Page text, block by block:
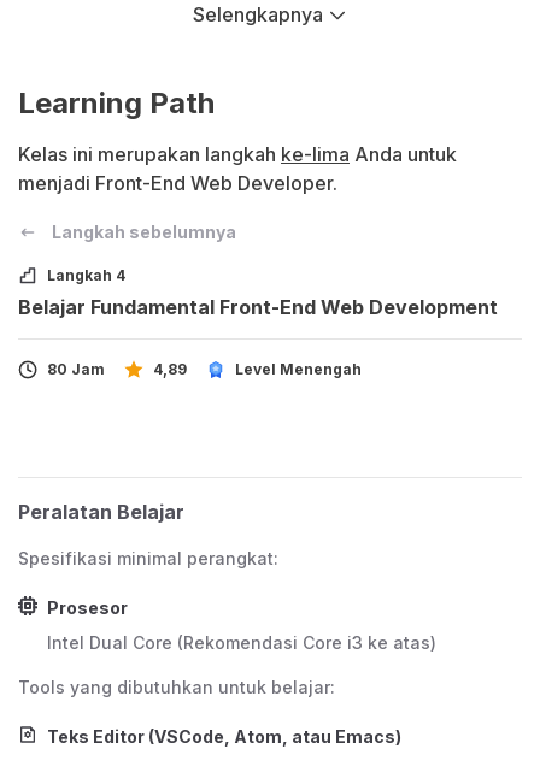
progressive web apps (yang dapat berjalan
strategi deployment.
Melalui beragam topik komprehensif ini, Anda akan
dibekali pengetahuan dan praktik agar mampu
menyajikan aplikasi web yang responsif, mudah
sekaligus canggih ketika diakses pada perangkat
Web Developer yang ingin mengembangkan
canggih di berbagai perangkat terutama
smartphone.
Kelas dapat diikuti oleh siswa yang melek IT,
minimal memiliki kemampuan dasar
Selengkapnya
Learning Path
Kelas ini merupakan langkah ke-lima Anda untuk
menjadi Front-End Web Developer.
Langkah sebelumnya
Langkah 4
Belajar Fundamental Front-End Web Development
80 Jam 4,89 Level Menengah
Peralatan Belajar
Spesifikasi minimal perangkat:
Prosesor
Intel Dual Core (Rekomendasi Core i3 ke atas)
Tools yang dibutuhkan untuk belajar:
Teks Editor (VSCode, Atom, atau Emacs)